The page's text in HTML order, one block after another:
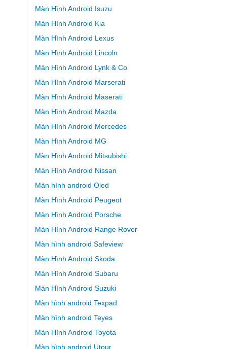
Màn Hình Android Isuzu
Màn Hình Android Kia
Màn Hình Android Lexus
Màn Hình Android Lincoln
Màn Hình Android Lynk & Co
Màn Hình Android Marserati
Màn Hình Android Maserati
Màn Hình Android Mazda
Màn Hình Android Mercedes
Màn Hình Android MG
Màn Hình Android Mitsubishi
Màn Hình Android Nissan
Màn hình android Oled
Màn Hình Android Peugeot
Màn Hình Android Porsche
Màn Hình Android Range Rover
Màn hình android Safeview
Màn Hình Android Skoda
Màn Hình Android Subaru
Màn Hình Android Suzuki
Màn hình android Texpad
Màn hình android Teyes
Màn Hình Android Toyota
Màn hình android Utour